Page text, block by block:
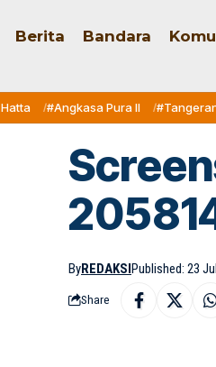
Berita Bandara
#Angkasa Pura II
ByREDAKSIPublished: 23
Share